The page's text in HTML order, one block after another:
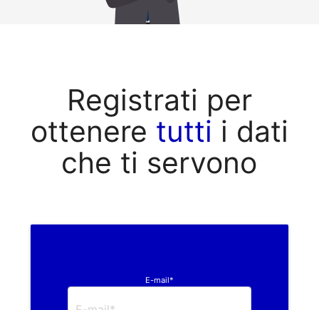
Registrati per
ottenere tutti i dati
che ti servono
E-mail*